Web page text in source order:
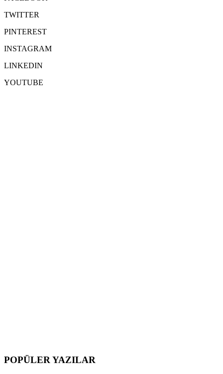
TWITTER
PINTEREST
INSTAGRAM
LINKEDIN
YOUTUBE
POPÜLER YAZILAR